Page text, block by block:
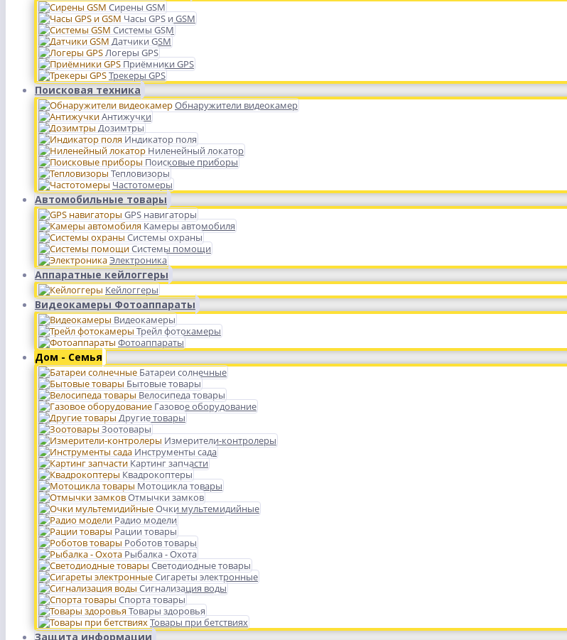
Сирены GSM
Часы GPS и GSM
Системы GSM
Датчики GSM
Логеры GPS
Приёмники GPS
Трекеры GPS
Поисковая техника
Обнаружители видеокамер
Антижучки
Дозимтры
Индикатор поля
Ниленейный локатор
Поисковые приборы
Тепловизоры
Частотомеры
Автомобильные товары
GPS навигаторы
Камеры автомобиля
Системы охраны
Системы помощи
Электроника
Аппаратные кейлоггеры
Кейлоггеры
Видеокамеры Фотоаппараты
Видеокамеры
Трейл фотокамеры
Фотоаппараты
Дом - Семья
Батареи солнечные
Бытовые товары
Велосипеда товары
Газовое оборудование
Другие товары
Зоотовары
Измерители-контролеры
Инструменты сада
Картинг запчасти
Квадрокоптеры
Мотоцикла товары
Отмычки замков
Очки мультемидийные
Радио модели
Рации товары
Роботов товары
Рыбалка - Охота
Светодиодные товары
Сигареты электронные
Сигнализация воды
Спорта товары
Товары здоровья
Товары при бетствиях
Защита информации